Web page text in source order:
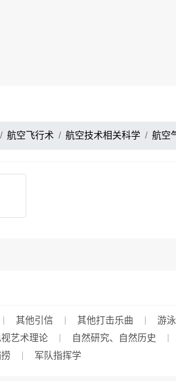
航空飞行术 航空技术相关科学 航空
其他引信 其他打击乐曲 游泳
艺术理论 自然研究、自然历史
军队指挥学